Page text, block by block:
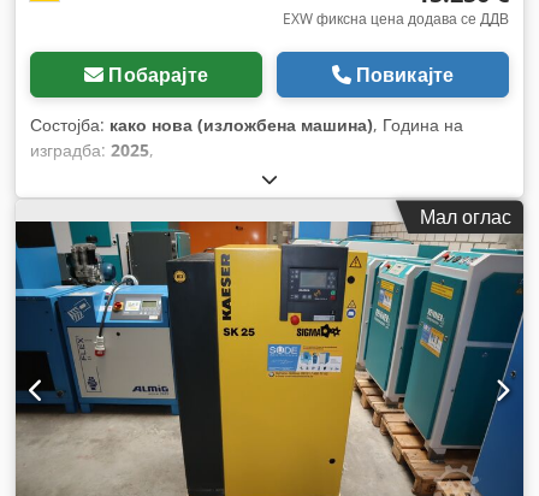
EXW фиксна цена додава се ДДВ
Побарајте Повикајте
Состојба: како нова (изложбена машина), Година на
изградба: 2025,
Мал оглас